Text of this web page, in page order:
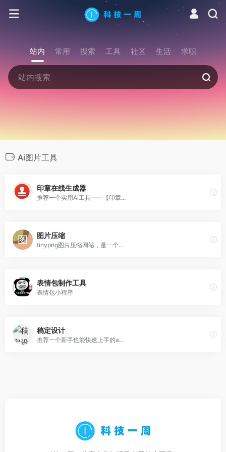
站内 常用 搜索 工具 社区 生活 求职
Ai图片工具
印章在线生成器
推荐一个实用Ai工具——【印章...
图片压缩
tinypng图片压缩网站，是一个...
表情包制作工具
表情包小程序
稿定设计
推荐一个新手也能快速上手的a...